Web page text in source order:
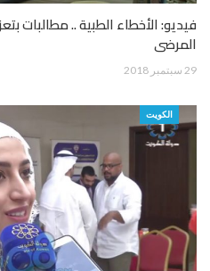
فيديو: الأخطاء الطبية .. مطالبات
المرضى
29 سبتمبر 2018
الكويت